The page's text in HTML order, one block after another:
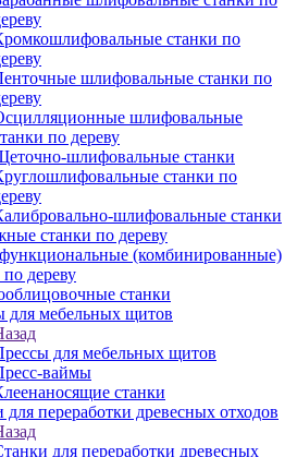
станки по
шлифовальные станки по
шлифовальные
по дереву
шлифовальные станки
станки по
шлифовальные станки
станки по дереву
(комбинированные)
по дереву
станки
для мебельных щитов
для мебельных щитов
ваймы
станки
для переработки древесных отходов
для переработки древесных